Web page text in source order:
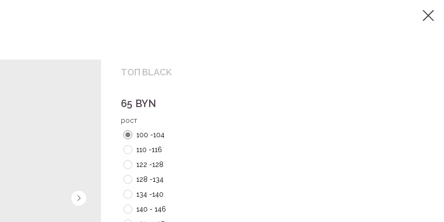
ТОП BLACK
65 BYN
рост
100 -104
110 -116
122 -128
128 -134
134 -140
140 - 146